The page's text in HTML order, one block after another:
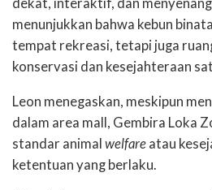
menunjukkan bahwa kebun
tempat rekreasi, tetapi juga
konservasi dan kesejahteraan
Leon menegaskan, meskipun
dalam area mall, Gembira Loka
standar animal welfare atau
ketentuan yang berlaku.